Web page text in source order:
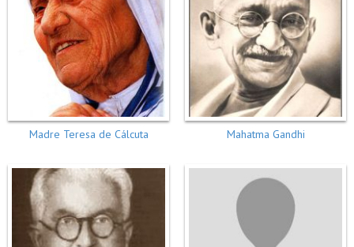
Madre Teresa de Cálcuta Mahatma Gandhi